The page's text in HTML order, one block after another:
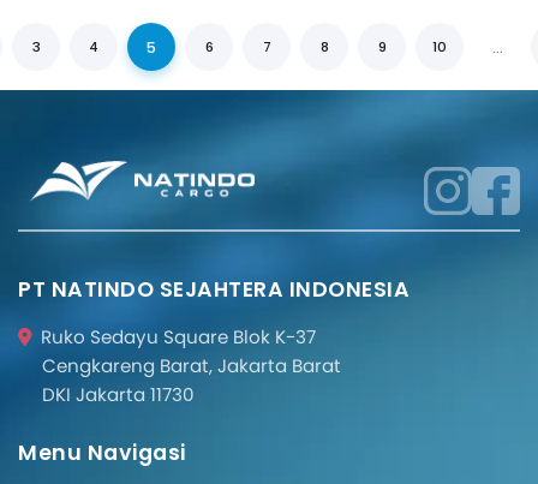
3 4 5 6 7 8 9 10 ...
PT NATINDO SEJAHTERA INDONESIA
Ruko Sedayu Square Blok K-37
Cengkareng Barat, Jakarta Barat
DKI Jakarta 11730
Menu Navigasi